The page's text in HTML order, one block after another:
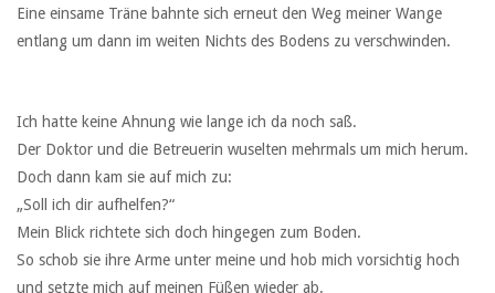
Eine einsame Träne bahnte sich erneut den Weg meiner Wange
entlang um dann im weiten Nichts des Bodens zu verschwinden.
Ich hatte keine Ahnung wie lange ich da noch saß.
Der Doktor und die Betreuerin wuselten mehrmals um mich herum.
Doch dann kam sie auf mich zu:
„Soll ich dir aufhelfen?“
Mein Blick richtete sich doch hingegen zum Boden.
So schob sie ihre Arme unter meine und hob mich vorsichtig hoch
und setzte mich auf meinen Füßen wieder ab.